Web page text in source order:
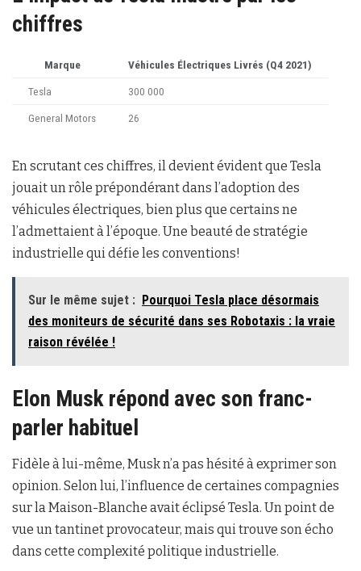
chiffres
Marque Véhicules Électriques Livrés (Q4 2021)
Tesla 300 000
General Motors 26
En scrutant ces chiffres, il devient évident que Tesla
jouait un rôle prépondérant dans l’adoption des
véhicules électriques, bien plus que certains ne
l’admettaient à l’époque. Une beauté de stratégie
industrielle qui défie les conventions!
Sur le même sujet : Pourquoi Tesla place désormais
des moniteurs de sécurité dans ses Robotaxis : la vraie
raison révélée !
Elon Musk répond avec son franc-
parler habituel
Fidèle à lui-même, Musk n’a pas hésité à exprimer son
opinion. Selon lui, l’influence de certaines compagnies
sur la Maison-Blanche avait éclipsé Tesla. Un point de
vue un tantinet provocateur, mais qui trouve son écho
dans cette complexité politique industrielle.